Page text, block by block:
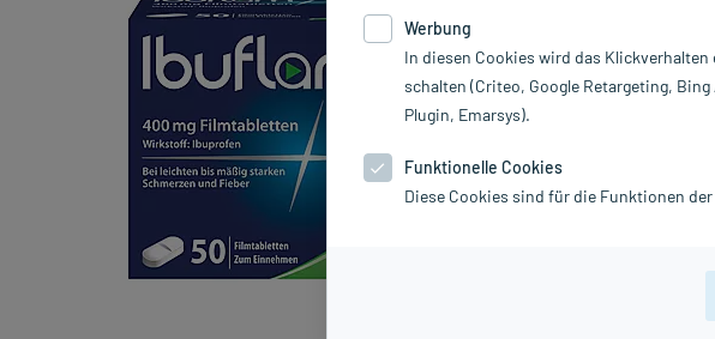
Werbung
In diesen Cookies wird das
schalten (Criteo, Google Retargeting,
Plugin, Emarsys).
Funktionelle Cookies
Diese Cookies sind für die Funktionen